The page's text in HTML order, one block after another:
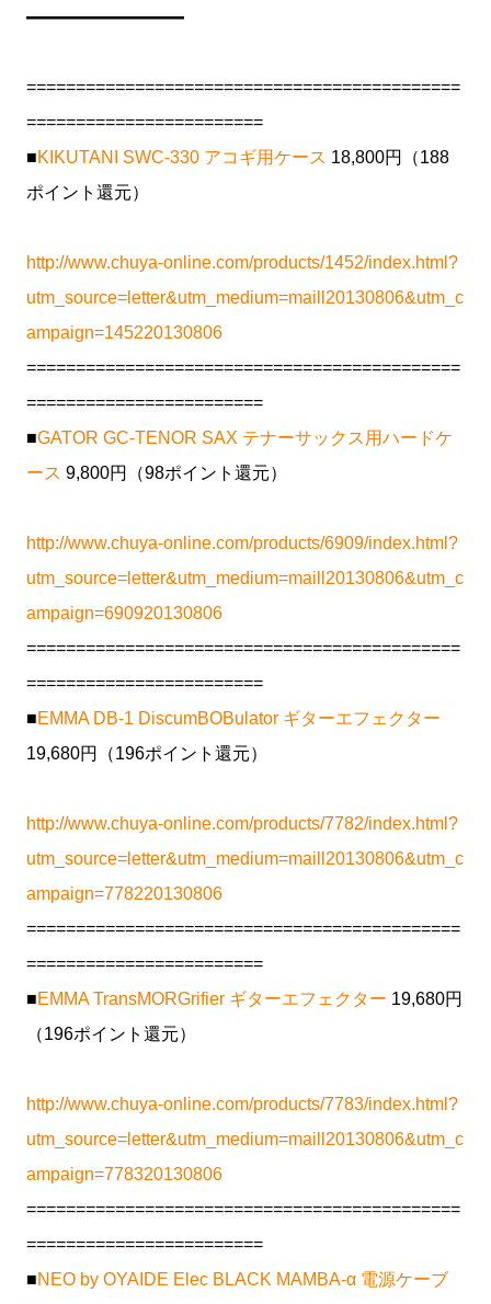
━━━━━━━━━
============================================
========================
■KIKUTANI SWC-330 アコギ用ケース 18,800円（188
ポイント還元）
http://www.chuya-online.com/products/1452/index.html?
utm_source=letter&utm_medium=maill20130806&utm_c
ampaign=145220130806
============================================
========================
■GATOR GC-TENOR SAX テナーサックス用ハードケ
ース 9,800円（98ポイント還元）
http://www.chuya-online.com/products/6909/index.html?
utm_source=letter&utm_medium=maill20130806&utm_c
ampaign=690920130806
============================================
========================
■EMMA DB-1 DiscumBOBulator ギターエフェクター
19,680円（196ポイント還元）
http://www.chuya-online.com/products/7782/index.html?
utm_source=letter&utm_medium=maill20130806&utm_c
ampaign=778220130806
============================================
========================
■EMMA TransMORGrifier ギターエフェクター 19,680円
（196ポイント還元）
http://www.chuya-online.com/products/7783/index.html?
utm_source=letter&utm_medium=maill20130806&utm_c
ampaign=778320130806
============================================
========================
■NEO by OYAIDE Elec BLACK MAMBA-α 電源ケーブ